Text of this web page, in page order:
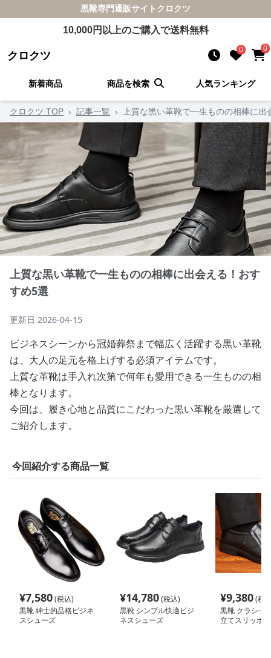
黒靴専門通販サイト クロクツ
10,000円以上のご購入で送料無料
クロクツ 0 0
新着商品 商品を検索 人気ランキング
クロクツ TOP › 記事一覧 › 上質な黒い革靴で一生ものの相棒に
上質な黒い革靴で一生ものの相棒に出会える！おす
すめ5選
更新日 2026-04-15
ビジネスシーンから冠婚葬祭まで幅広く活躍する黒い革靴
は、大人の足元を格上げする必須アイテムです。
上質な革靴は手入れ次第で何年も愛用できる一生ものの相
棒となります。
今回は、履き心地と品質にこだわった黒い革靴を厳選して
ご紹介します。
今回紹介する商品一覧
¥7,580(税込)
黒靴 紳士的品格ビジネ
スシューズ
¥14,780(税込)
黒靴 シンプル快適ビジ
ネスシューズ
¥9,380(税
黒靴 クラシッ
立てスリッポン